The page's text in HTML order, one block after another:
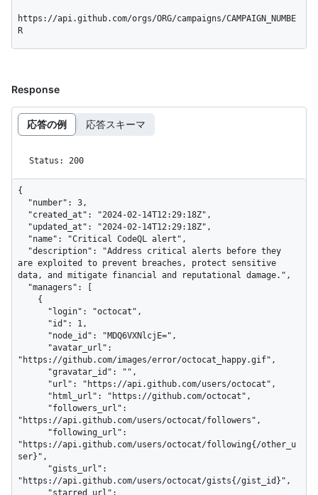
https://api.github.com/orgs/ORG/campaigns/CAMPAIGN_NUMBE
R
Response
応答の例 応答スキーマ
Status: 200
{
are exploited to prevent breaches, protect sensitive
data, and mitigate financial and reputational damage.",
"https://github.com/images/error/octocat_happy.gif",
"https://api.github.com/users/octocat/followers",
"https://api.github.com/users/octocat/following{/other_u
ser}",
"https://api.github.com/users/octocat/gists{/gist_id}",